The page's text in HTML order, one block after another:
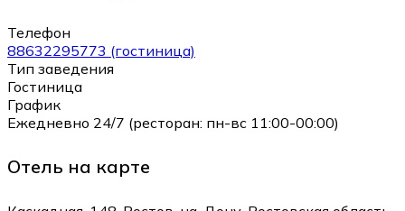
Телефон
88632295773 (гостиница)
Тип заведения
Гостиница
График
Ежедневно 24/7 (ресторан: пн-вс 11:00-00:00)
Отель на карте